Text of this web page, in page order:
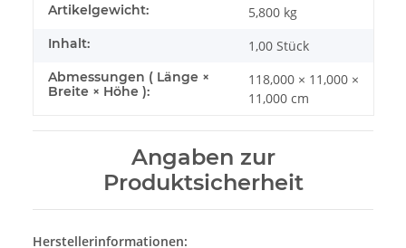
Produkteigenschaft
Wert
Artikelgewicht: 5,800 kg
Inhalt: 1,00 Stück
Abmessungen ( Länge ×
Breite × Höhe ):
118,000 × 11,000 ×
11,000 cm
Angaben zur
Produktsicherheit
Herstellerinformationen: